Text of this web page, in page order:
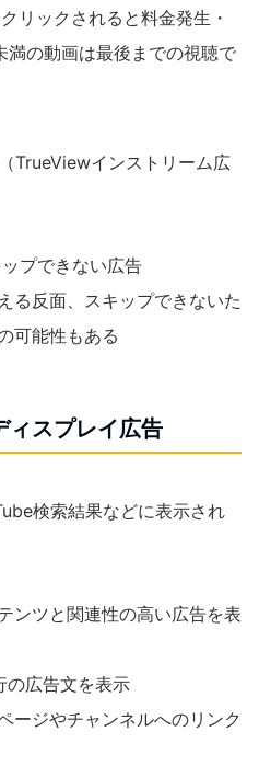
リックされると料金発生・
満の動画は最後までの視聴で
TrueViewインストリーム広
プできない広告
る反面、スキップできないた
可能性もある
スプレイ広告
検索結果などに表示され
ンツと関連性の高い広告を表
の広告文を表示
ージやチャンネルへのリンク